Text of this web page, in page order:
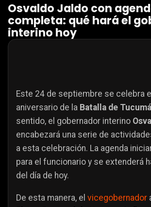
Osvaldo Jaldo con
completa: qué hará el
interino hoy
Este 24 de septiembre se celebra
aniversario de la Batalla de
sentido, el gobernador interino
encabezará una serie de
a esta celebración. La agenda
para el funcionario y se extenderá
del día de hoy.
De esta manera, el vicegobernador